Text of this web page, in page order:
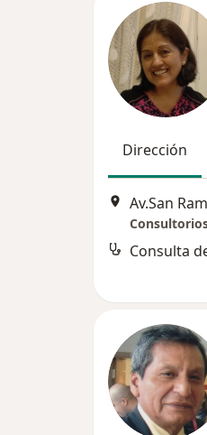
Dirección
Av.San
Consulta